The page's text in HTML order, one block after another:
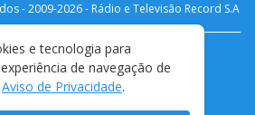
- 2009-2026- Rádio e Televisão Record S.A
FALE CONOSCO
PRIVACIDADE
E CONDIÇÕES DE USO
e tecnologia para
de navegação de
Aviso de Privacidade.